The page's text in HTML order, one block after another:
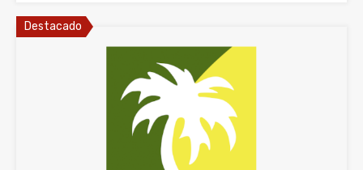
Destacado